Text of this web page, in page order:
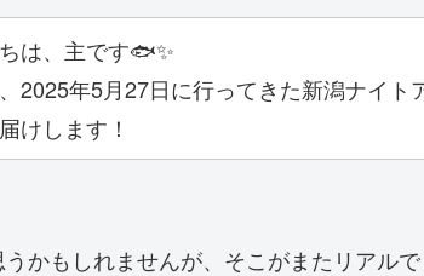
は、主です🐟✨
2025年5月27日に行ってきた新潟ナイト
けします！
かもしれませんが、そこがまたリアルで